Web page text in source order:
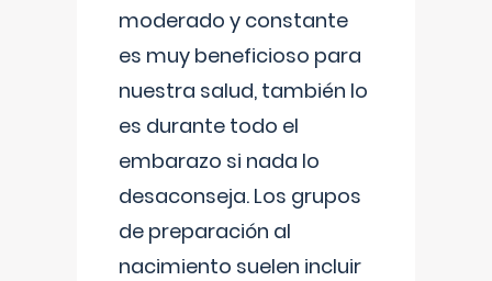
moderado y constante
es muy beneficioso para
nuestra salud, también lo
es durante todo el
embarazo si nada lo
desaconseja. Los grupos
de preparación al
nacimiento suelen incluir